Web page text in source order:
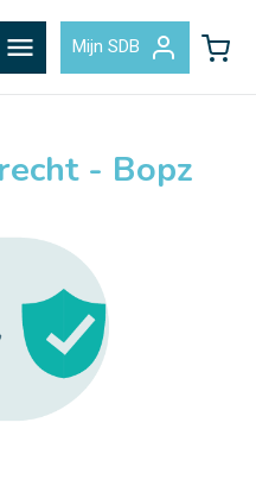
menu Mijn SDB
- Bopz